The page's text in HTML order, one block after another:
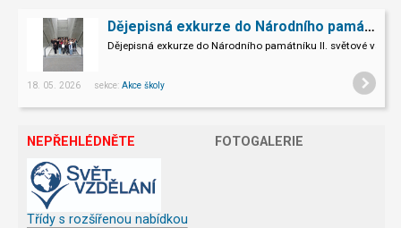
Dějepisná exkurze do Národního památníku II. sv. války v Hrabyni
Dějepisná exkurze do Národního památníku II. světové války
18. 05. 2026 sekce: Akce školy
NEPŘEHLÉDNĚTE
Třídy s rozšířenou nabídkou
FOTOGALERIE